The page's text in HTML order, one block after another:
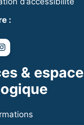
:
& espace